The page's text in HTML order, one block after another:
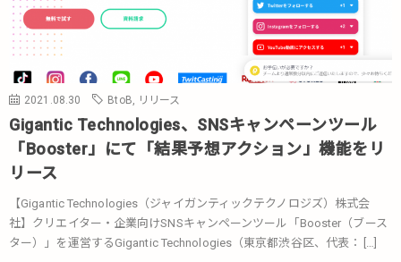
2021.08.30 BtoB, リリース
Gigantic Technologies、SNSキャンペーンツール
「Booster」にて「結果予想アクション」機能をリ
リース
【Gigantic Technologies（ジャイガンティックテクノロジズ）株式会
社】クリエイター・企業向けSNSキャンペーンツール「Booster（ブース
ター）」を運営するGigantic Technologies（東京都渋谷区、代表： […]